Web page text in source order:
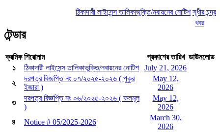
ঠিকাদারী লাইসেন্স তালিকাভুক্তি/নবায়নের নোটিশ সূধীর চন্দ্র
খবর
টেন্ডার
ক্রমিক শিরোনাম প্রকাশের তারিখ ডাউনলোড
১
ঠিকাদারী লাইসেন্স তালিকাভুক্তি/নবায়নের নোটিশ
July 21, 2026
২
দরপত্র বিজ্ঞপ্তি নং ০৭/২০২৫-২০২৬ ( পুকুর
ইজারা )
May 12,
2026
৩
দরপত্র বিজ্ঞপ্তি নং ০৬/২০২৫-২০২৬ ( ফলমূল
)
May 12,
2026
৪
Notice # 05/2025-2026
March 30,
2026